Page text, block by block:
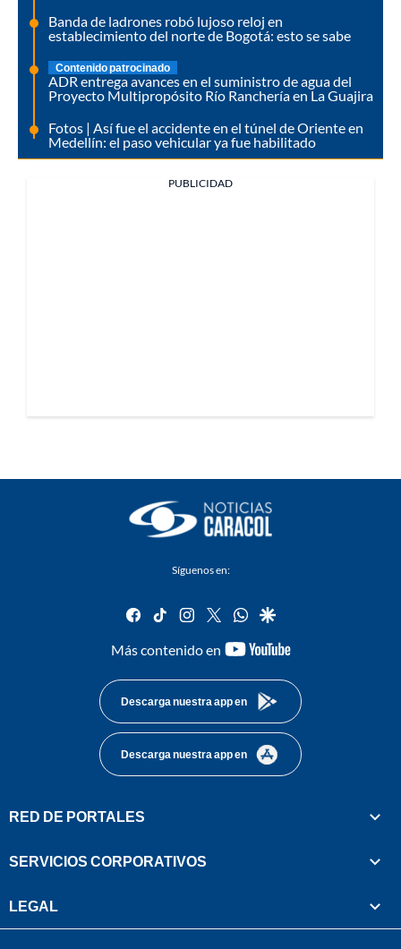
Banda de ladrones robó lujoso reloj en
establecimiento del norte de Bogotá: esto se sabe
Contenido patrocinado
ADR entrega avances en el suministro de agua del
Proyecto Multipropósito Río Ranchería en La Guajira
Fotos | Así fue el accidente en el túnel de Oriente en
Medellín: el paso vehicular ya fue habilitado
PUBLICIDAD
Síguenos en:
facebook
tiktok instagram
twitterwhatsapp
google
Más contenido en
youtube-
Descarga nuestra app en
Descarga nuestra app en
RED DE PORTALES
SERVICIOS CORPORATIVOS
LEGAL